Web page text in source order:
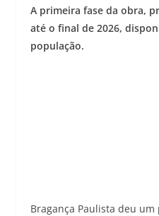
A primeira fase da obra,
até o final de 2026,
população.
Bragança Paulista deu